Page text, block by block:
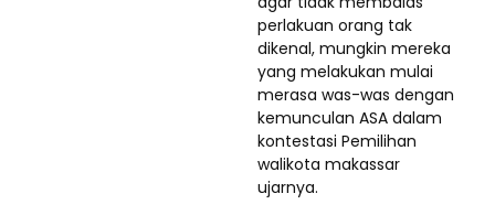
perlakuan orang tak
dikenal, mungkin mereka
yang melakukan mulai
merasa was-was dengan
kemunculan ASA dalam
kontestasi Pemilihan
walikota makassar
ujarnya.